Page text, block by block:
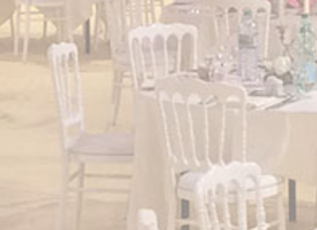
Gautier
BONNOMET Patrick & Nadège
Virginie et Thierry
LE TRAOU Thierry
Dantonnet Élodie
Laura Barros
DE MACEDO ROLLAND
Aurélie Bisiaux et Sébastien Riou